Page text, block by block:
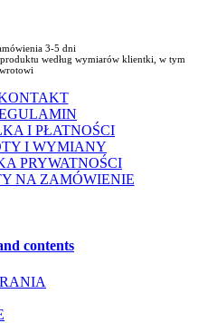
3-5 dni
według wymiarów klientki, w tym
I PŁATNOŚCI
I WYMIANY
PRYWATNOŚCI
NA ZAMÓWIENIE
contents